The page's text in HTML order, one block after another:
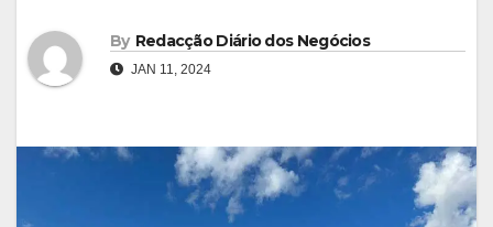
By Redacção Diário dos Negócios
JAN 11, 2024